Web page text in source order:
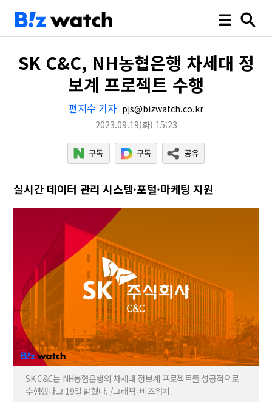
SK C&C, NH농협은행 차세대 정
보계 프로젝트 수행
편지수 기자 pjs@bizwatch.co.kr
2023.09.19(화) 15:23
실시간 데이터 관리 시스템·포털·마케팅 지원
SK C&C는 NH농협은행의 차세대 정보계 프로젝트를 성공적으로
수행했다고 19일 밝혔다. /그래픽=비즈워치